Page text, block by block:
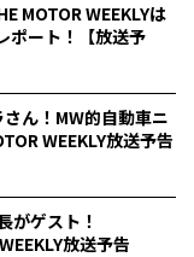
MOTOR WEEKLYは
ポート！【放送予
さん！MW的自動車ニ
WEEKLY放送予告
がゲスト！
放送予告